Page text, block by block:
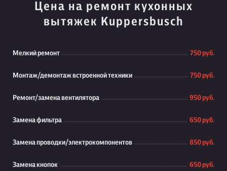
Цена на ремонт кухонных
вытяжек Kuppersbusch
Мелкий ремонт 750 руб.
Монтаж/демонтаж встроенной техники 750 руб.
Ремонт/замена вентилятора 950 руб.
Замена фильтра 650 руб.
Замена проводки/электрокомпонентов 850 руб.
Замена кнопок 650 руб.